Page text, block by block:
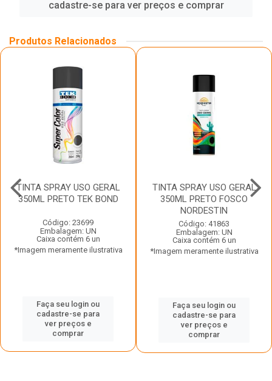
cadastre-se para ver preços e comprar
Produtos Relacionados
TINTA SPRAY USO GERAL
350ML PRETO TEK BOND
Código: 23699
Embalagem: UN
Caixa contém 6 un
*Imagem meramente ilustrativa
Faça seu login ou
cadastre-se para
ver preços e
comprar
TINTA SPRAY USO GERAL
350ML PRETO FOSCO
NORDESTIN
Código: 41863
Embalagem: UN
Caixa contém 6 un
*Imagem meramente ilustrativa
Faça seu login ou
cadastre-se para
ver preços e
comprar